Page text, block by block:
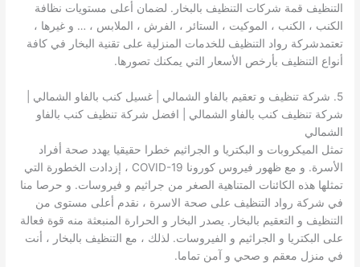
التنظيف قمة شركات التنظيف بالبخار. لضمان أعلى مستويات نظافة
الكنب ، الكنب ، الموكيت ، الستائر ، الفرش ، الملابس ، … و غيرها ،
تعتمدشركة رواد التنظيف للخدمات المنزلية على تقنية البخار في كافة
أنواع التنظيف بأرخص الأسعار التي يمكنك تصورها.
5. شركة تنظيف و تعقيم بالفاو الشمالي | غسيل كنب بالفاو الشمالي |
شركة تنظيف كنب بالفاو الشمالي | افضل شركة تنظيف كنب بالفاو
الشمالي
تمثل الميكروبات و البكتريا و الجراثيم خطرا حقيقيا يهدد صحة أفراد
الأسرة. و مع ظهور فيروس كورونا COVID-19 ، إزدادت الخطورة التي
تمثلها هذه الكائنات المتناهية الصغر من جراثيم و فيروسات. و حرصا منا
في شركة رواد التنظيف على صحة الاسرة ، نقدم أعلى مستوى من
التنظيف و التعقيم بالبخار. يصدر البخار و الحرارة المنبعثة منه قوة فعالة
على البكتريا و الجراثيم و الفيروسات. لذلك ، مع التنظيف بالبخار ، أنت
في منزل معقم و صحي و آمن تماما.